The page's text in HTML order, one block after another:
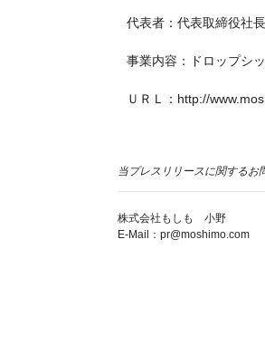
代表者：代表取締役社
事業内容：ドロップシ
ＵＲＬ：http://
当プレスリリースに関するお
株式会社もしも 小野
E-Mail：pr@moshimo.com